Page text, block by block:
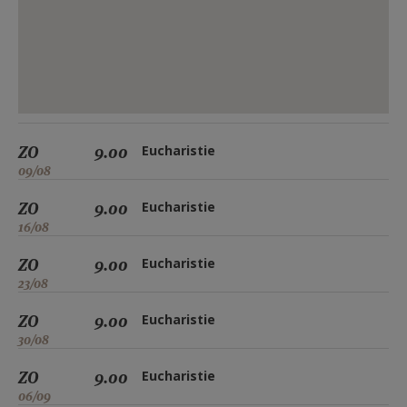
ZO
09/08
9.00 Eucharistie
ZO
16/08
9.00 Eucharistie
ZO
23/08
9.00 Eucharistie
ZO
30/08
9.00 Eucharistie
ZO
06/09
9.00 Eucharistie